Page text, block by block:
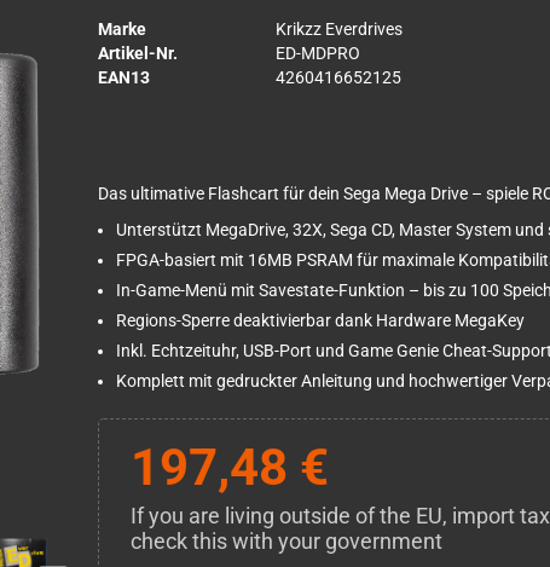
Marke
Krikzz Everdrives
Artikel-Nr.
ED-MDPRO
EAN13
4260416652125
Das ultimative Flashcart für dein Sega Mega Drive – spiele
Unterstützt MegaDrive, 32X, Sega CD, Master System und
FPGA-basiert mit 16MB PSRAM für maximale
In-Game-Menü mit Savestate-Funktion – bis zu 100
Regions-Sperre deaktivierbar dank Hardware MegaKey
Inkl. Echtzeituhr, USB-Port und Game Genie Cheat-Support
Komplett mit gedruckter Anleitung und hochwertiger
197,48 €
If you are living outside of the EU, import
check this with your government